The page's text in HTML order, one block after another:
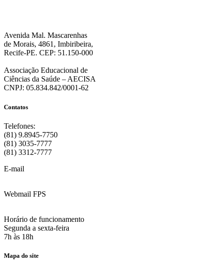
Avenida Mal. Mascarenhas
de Morais, 4861, Imbiribeira,
Recife-PE. CEP: 51.150-000
Associação Educacional de
Ciências da Saúde – AECISA
CNPJ: 05.834.842/0001-62
Contatos
Telefones:
(81) 9.8945-7750
(81) 3035-7777
(81) 3312-7777
E-mail
Webmail FPS
Horário de funcionamento
Segunda a sexta-feira
7h às 18h
Mapa do site